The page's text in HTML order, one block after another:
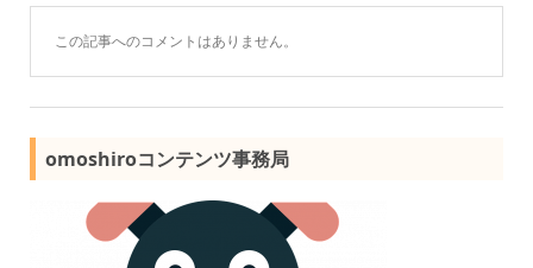
この記事へのコメントはありません。
omoshiroコンテンツ事務局